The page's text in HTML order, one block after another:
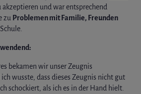
akzeptieren und war entsprechend
zu Problemen mit Familie, Freunden
bekamen wir unser Zeugnis
wusste, dass dieses Zeugnis nicht gut
schockiert, als ich es in der Hand hielt.